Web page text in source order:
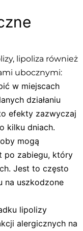
lipoliza również
ubocznymi:
w miejscach
działaniu
efekty zazwyczaj
kilku dniach.
mogą
po zabiegu, który
Jest to często
na uszkodzone
lipolizy
alergicznych na